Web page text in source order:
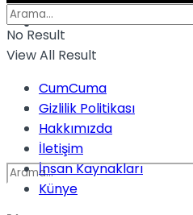
Dünya
Podcast
No Result
View All Result
CumCuma
Gizlilik Politikası
Hakkımızda
İletişim
İnsan Kaynakları
Künye